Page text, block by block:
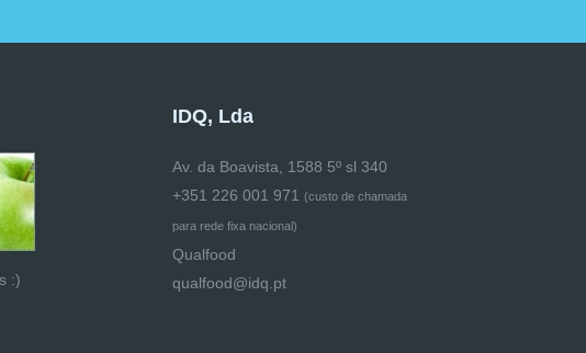
:)
IDQ, Lda
Av. da Boavista, 1588 5º sl 340
+351 226 001 971 (custo de chamada
para rede fixa nacional)
Qualfood
qualfood@idq.pt